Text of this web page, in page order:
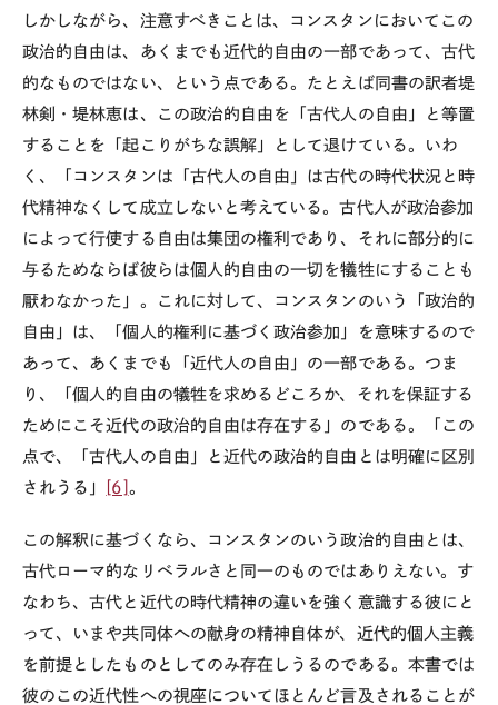
しかしながら、注意すべきことは、コンスタンにおいてこの
政治的自由は、あくまでも近代的自由の一部であって、古代
的なものではない、という点である。たとえば同書の訳者堤
林剣・堤林恵は、この政治的自由を「古代人の自由」と等置
することを「起こりがちな誤解」として退けている。いわ
く、「コンスタンは「古代人の自由」は古代の時代状況と時
代精神なくして成立しないと考えている。古代人が政治参加
によって行使する自由は集団の権利であり、それに部分的に
与るためならば彼らは個人的自由の一切を犠牲にすることも
厭わなかった」。これに対して、コンスタンのいう「政治的
自由」は、「個人的権利に基づく政治参加」を意味するので
あって、あくまでも「近代人の自由」の一部である。つま
り、「個人的自由の犠牲を求めるどころか、それを保証する
ためにこそ近代の政治的自由は存在する」のである。「この
点で、「古代人の自由」と近代の政治的自由とは明確に区別
されうる」
[6] 。
この解釈に基づくなら、コンスタンのいう政治的自由とは、
古代ローマ的なリベラルさと同一のものではありえない。す
なわち、古代と近代の時代精神の違いを強く意識する彼にと
って、いまや共同体への献身の精神自体が、近代的個人主義
を前提としたものとしてのみ存在しうるのである。本書では
彼のこの近代性への視座についてほとんど言及されることが